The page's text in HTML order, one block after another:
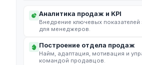
Аналитика продаж и KPI
Внедрение ключевых показателей
для менеджеров.
Построение отдела продаж
Найм, адаптация, мотивация и
командой продавцов.